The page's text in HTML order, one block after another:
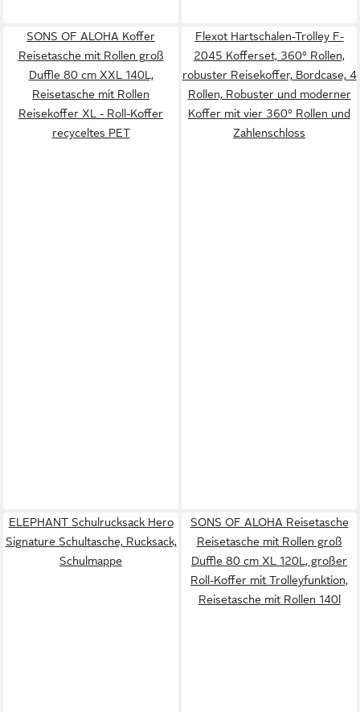
SONS OF ALOHA Koffer
Reisetasche mit Rollen groß
Duffle 80 cm XXL 140L,
Reisetasche mit Rollen
Reisekoffer XL - Roll-Koffer
recyceltes PET
Flexot Hartschalen-Trolley F-
2045 Kofferset, 360° Rollen,
robuster Reisekoffer, Bordcase, 4
Rollen, Robuster und moderner
Koffer mit vier 360° Rollen und
Zahlenschloss
ELEPHANT Schulrucksack Hero
Signature Schultasche, Rucksack,
Schulmappe
SONS OF ALOHA Reisetasche
Reisetasche mit Rollen groß
Duffle 80 cm XL 120L, großer
Roll-Koffer mit Trolleyfunktion,
Reisetasche mit Rollen 140l